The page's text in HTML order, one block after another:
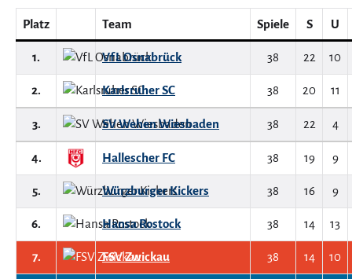
Platz Team Spiele S U
1. VfL Osnabrück 38 22 10
2. Karlsruher SC 38 20 11
3. SV Wehen Wiesbaden 38 22 4
4. Hallescher FC 38 19 9
5. Würzburger Kickers 38 16 9
6. Hansa Rostock 38 14 13
7. FSV Zwickau 38 14 10